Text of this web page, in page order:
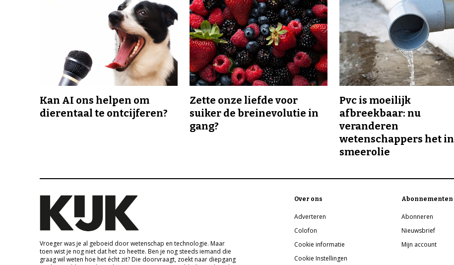
Kan AI ons helpen om
dierentaal te ontcijferen?
Zette onze liefde voor
suiker de breinevolutie in
gang?
Pvc is moeilijk
afbreekbaar: nu
veranderen
wetenschappers het in
smeerolie
Vroeger was je al geboeid door wetenschap en technologie. Maar
toen wist je nog niet dat het zo heette. Ben je nog steeds iemand die
graag wil weten hoe het écht zit? Die doorvraagt, zoekt naar diepgang
Over ons
Adverteren
Colofon
Cookie informatie
Cookie Instellingen
Abonnementen
Abonneren
Nieuwsbrief
Mijn account